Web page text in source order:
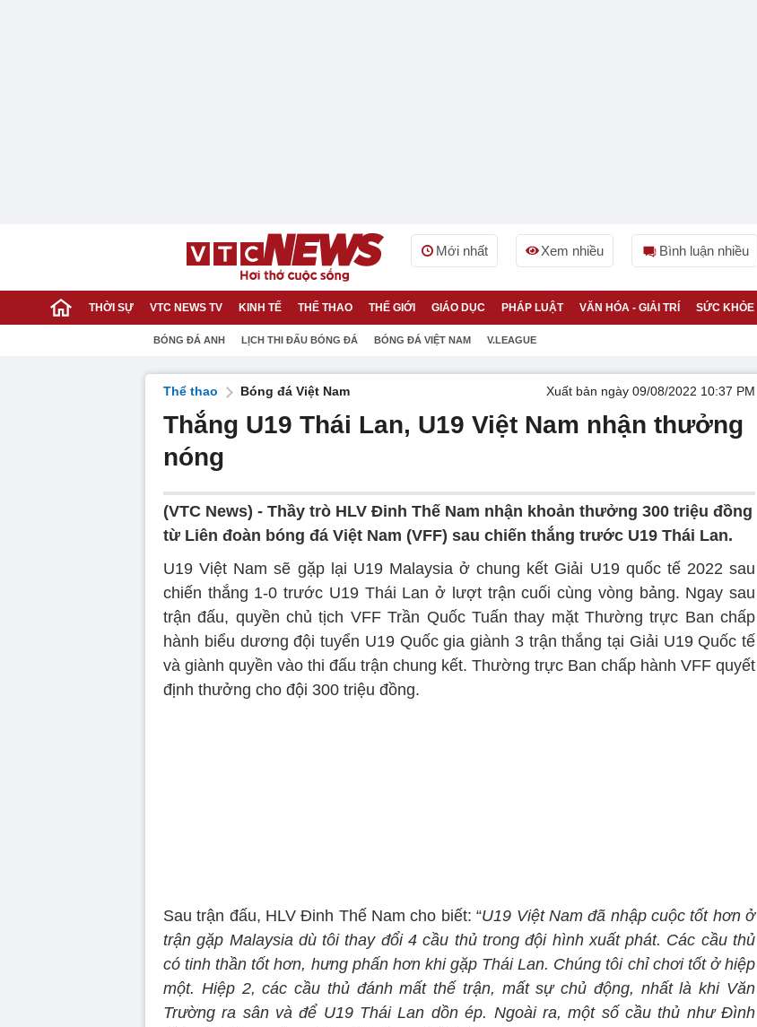
Mới nhất Xem nhiều Bình luận nhiều
THỜI SỰ VTC NEWS TV KINH TẾ THỂ THAO THẾ GIỚI GIÁO DỤC PHÁP LUẬT VĂN HÓA - GIẢI TRÍ SỨC KHỎE
BÓNG ĐÁ ANH LỊCH THI ĐẤU BÓNG ĐÁ BÓNG ĐÁ VIỆT NAM V.LEAGUE
Thể thao Bóng đá Việt Nam Xuất bản ngày 09/08/2022 10:37 PM
Thắng U19 Thái Lan, U19 Việt Nam nhận thưởng
nóng
(VTC News) - Thầy trò HLV Đinh Thế Nam nhận khoản thưởng 300 triệu đồng
từ Liên đoàn bóng đá Việt Nam (VFF) sau chiến thắng trước U19 Thái Lan.
U19 Việt Nam sẽ gặp lại U19 Malaysia ở chung kết Giải U19 quốc tế 2022 sau
chiến thắng 1-0 trước U19 Thái Lan ở lượt trận cuối cùng vòng bảng. Ngay sau
trận đấu, quyền chủ tịch VFF Trần Quốc Tuấn thay mặt Thường trực Ban chấp
hành biểu dương đội tuyển U19 Quốc gia giành 3 trận thắng tại Giải U19 Quốc tế
và giành quyền vào thi đấu trận chung kết. Thường trực Ban chấp hành VFF quyết
định thưởng cho đội 300 triệu đồng.
Sau trận đấu, HLV Đinh Thế Nam cho biết: “U19 Việt Nam đã nhập cuộc tốt hơn ở
trận gặp Malaysia dù tôi thay đổi 4 cầu thủ trong đội hình xuất phát. Các cầu thủ
có tinh thần tốt hơn, hưng phấn hơn khi gặp Thái Lan. Chúng tôi chỉ chơi tốt ở hiệp
một. Hiệp 2, các cầu thủ đánh mất thế trận, mất sự chủ động, nhất là khi Văn
Trường ra sân và để U19 Thái Lan dồn ép. Ngoài ra, một số cầu thủ như Đình